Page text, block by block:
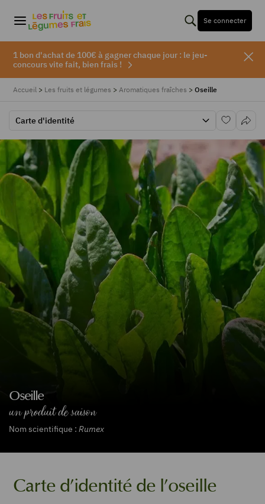
Se connecter
1 bon d'achat de 100€ à gagner chaque jour : le jeu-
concours vite fait, bien frais !
Accueil > Les fruits et légumes > Aromatiques fraîches > Oseille
Carte d'identité
Oseille
un produit de saison
Nom scientifique : Rumex
Carte d’identité de l’oseille